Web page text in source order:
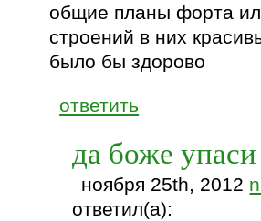
общие планы форта
строений в них
было бы здорово
ответить
да боже упаси
ноября 25th, 2012
ответил(а):